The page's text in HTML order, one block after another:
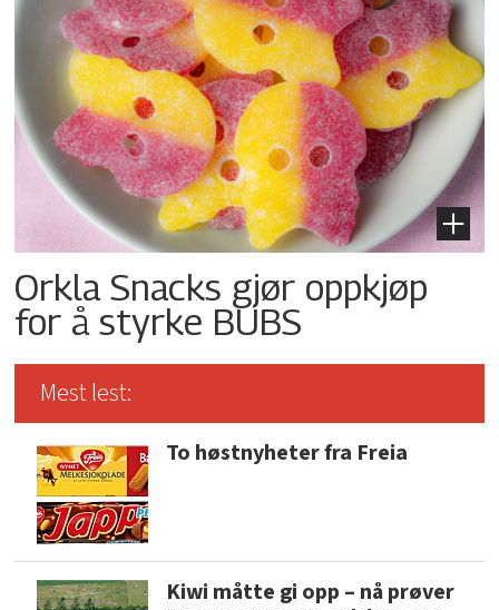
Orkla Snacks gjør oppkjøp
for å styrke BUBS
Mest lest:
To høstnyheter fra Freia
Kiwi måtte gi opp – nå prøver